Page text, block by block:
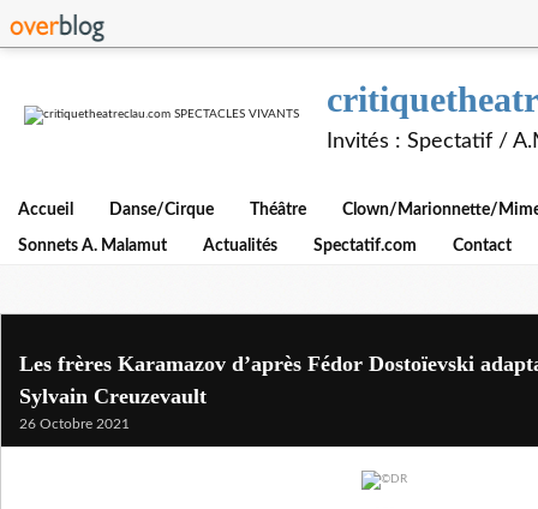
Invités : Spectatif /
Accueil Danse/Cirque Théâtre Clown/Marionnette/
Sonnets A. Malamut Actualités Spectatif.com Contact
Les frères Karamazov d’après Fédor Dostoïevski
Sylvain Creuzevault
26 Octobre 2021